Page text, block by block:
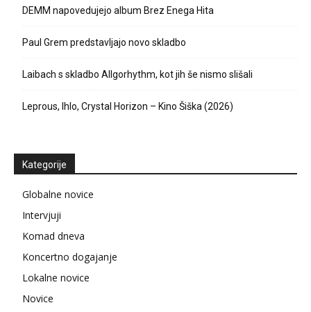
DEMM napovedujejo album Brez Enega Hita
Paul Grem predstavljajo novo skladbo
Laibach s skladbo Allgorhythm, kot jih še nismo slišali
Leprous, Ihlo, Crystal Horizon – Kino Šiška (2026)
Kategorije
Globalne novice
Intervjuji
Komad dneva
Koncertno dogajanje
Lokalne novice
Novice